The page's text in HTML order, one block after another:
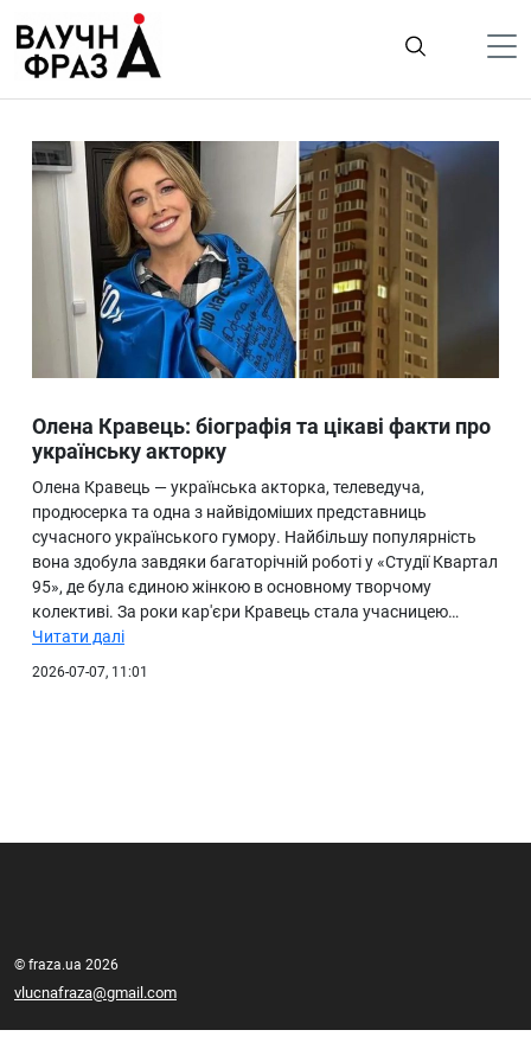
содержимому
Гроші
Життя
Лайфстайл
ТехноНаука
Людина
Ukraine
Про нас
Олена Кравець: біографія та цікаві факти про
українську акторку
Олена Кравець — українська акторка, телеведуча,
продюсерка та одна з найвідоміших представниць
сучасного українського гумору. Найбільшу популярність
вона здобула завдяки багаторічній роботі у «Студії Квартал
95», де була єдиною жінкою в основному творчому
колективі. За роки кар'єри Кравець стала учасницею…
Читати далі
2026-07-07, 11:01
© fraza.ua 2026
vlucnafraza@gmail.com